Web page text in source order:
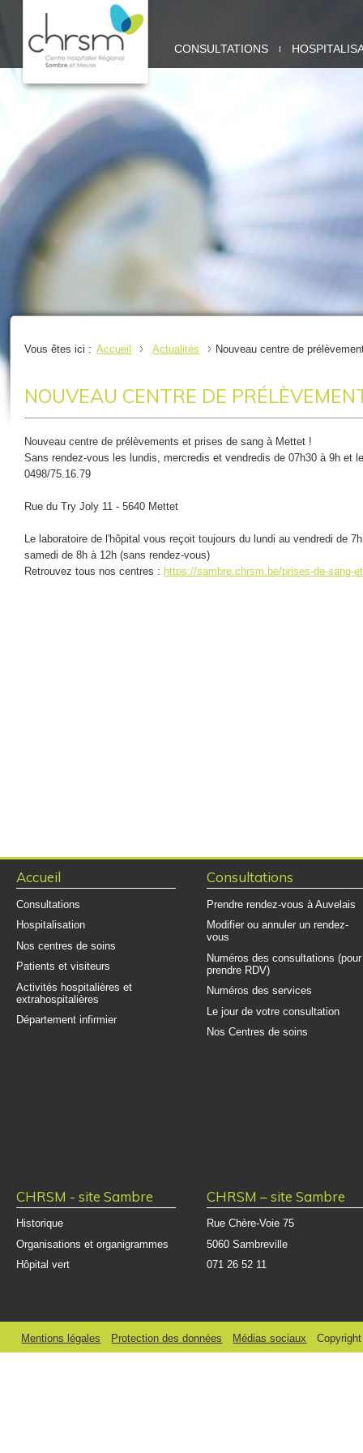
SITE
SAMBRE
CONSULTATIONS
Vous êtes ici : Accueil Actualités Nouveau centre de
NOUVEAU CENTRE DE
Nouveau centre de prélèvements et prises de sang à Mettet !
Sans rendez-vous les lundis, mercredis et vendredis de 07h30 à 9h et
0498/75.16.79
Rue du Try Joly 11 - 5640 Mettet
Le laboratoire de l'hôpital vous reçoit toujours du lundi au vendredi de
samedi de 8h à 12h (sans rendez-vous)
Retrouvez tous nos centres : https://sambre.chrsm.be/prises-de-sang-
Accueil
Consultations
Hospitalisation
Nos centres de soins
Patients et visiteurs
Activités hospitalières et
extrahospitalières
Département infirmier
Consultations
Prendre rendez-vous à Auvelais
Modifier ou annuler un rendez-
vous
Numéros des consultations (pour
prendre RDV)
Numéros des services
Le jour de votre consultation
Nos Centres de soins
CHRSM - site Sambre
Historique
Organisations et organigrammes
Hôpital vert
CHRSM – site Sambre
Rue Chère-Voie 75
5060 Sambreville
071 26 52 11
Mentions légales Protection des données Médias sociaux